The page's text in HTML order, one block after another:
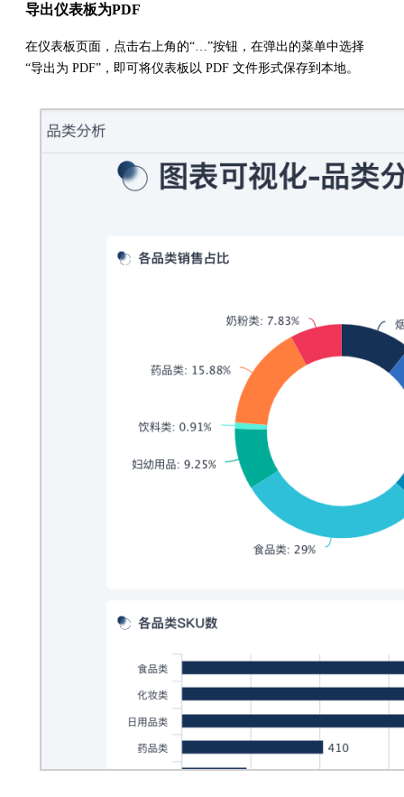
导出仪表板为PDF
在仪表板页面，点击右上角的“…”按钮，在弹出的菜单中选择
“导出为 PDF”，即可将仪表板以 PDF 文件形式保存到本地。